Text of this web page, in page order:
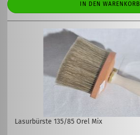
IN DEN WARENKORB
Lasurbürste 135/85 Orel Mix